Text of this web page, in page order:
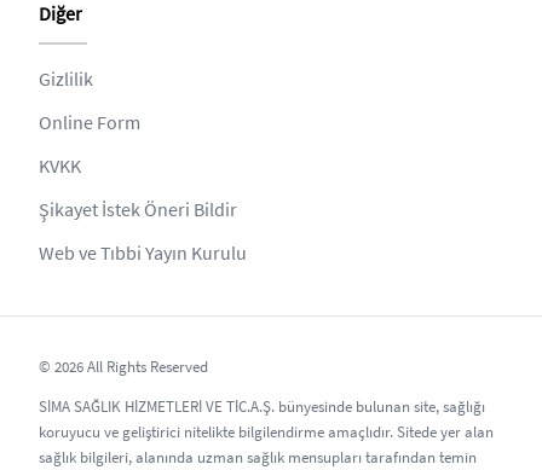
Diğer
Gizlilik
Online Form
KVKK
Şikayet İstek Öneri Bildir
Web ve Tıbbi Yayın Kurulu
© 2026 All Rights Reserved
SİMA SAĞLIK HİZMETLERİ VE TİC.A.Ş. bünyesinde bulunan site, sağlığı
koruyucu ve geliştirici nitelikte bilgilendirme amaçlıdır. Sitede yer alan
sağlık bilgileri, alanında uzman sağlık mensupları tarafından temin